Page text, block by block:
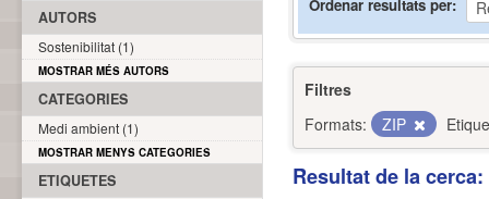
Ordenar resultats per
Filtres
Formats:
ZIP
Resultat de la
AUTORS
Sostenibilitat (1)
MOSTRAR MÉS AUTORS
CATEGORIES
Medi ambient (1)
MOSTRAR MENYS CATEGORIES
ETIQUETES